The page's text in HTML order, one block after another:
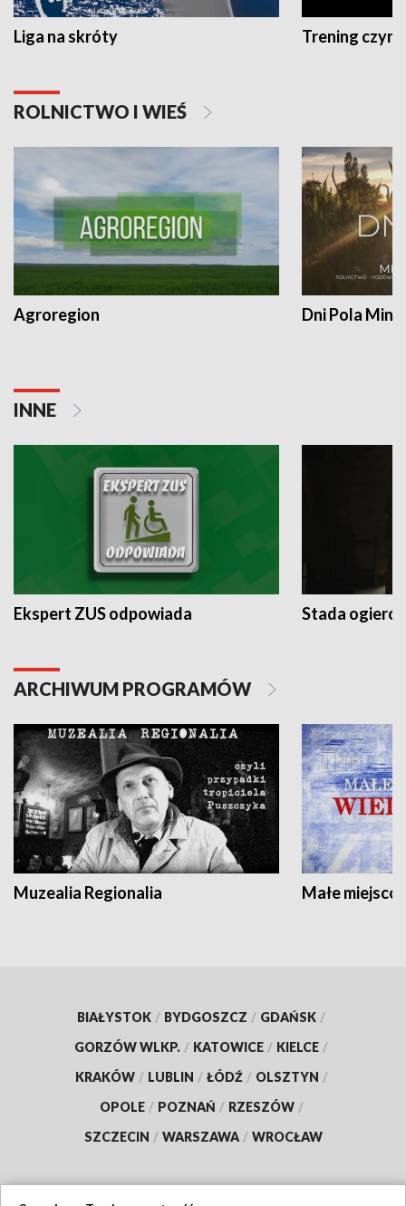
Liga na skróty Trening czyni
ROLNICTWO I WIEŚ
Agroregion Dni Pola
INNE
Ekspert ZUS odpowiada Stada
ARCHIWUM PROGRAMÓW
Muzealia Regionalia Małe
BIAŁYSTOK / BYDGOSZCZ / GDAŃSK /
GORZÓW WLKP. / KATOWICE / KIELCE /
KRAKÓW / LUBLIN / ŁÓDŹ / OLSZTYN /
OPOLE / POZNAŃ / RZESZÓW /
SZCZECIN / WARSZAWA / WROCŁAW